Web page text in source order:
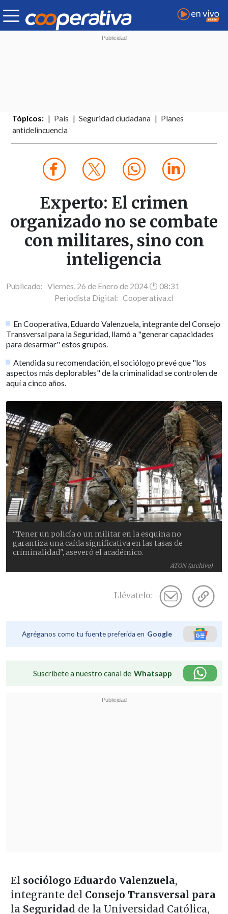
Tópicos: País Seguridad ciudadana
Planes
antidelincuencia
Experto: El crimen
organizado no se combate
con militares, sino con
inteligencia
Publicado: Viernes, 26 de Enero de 2024 🕐 08:31
Periodista Digital: Cooperativa.cl
En Cooperativa, Eduardo Valenzuela, integrante del Consejo
Transversal para la Seguridad, llamó a "generar capacidades
para desarmar" estos grupos.
Atendida su recomendación, el sociólogo prevé que "los
aspectos más deplorables" de la criminalidad se controlen de
aquí a cinco años.
ATON (archivo)
"Tener un policía o un militar en la esquina no
garantiza una caída significativa en las tasas de
criminalidad", aseveró el académico.
Llévatelo:
Agréganos como tu fuente preferida en Google
Suscríbete a nuestro canal de Whatsapp
El sociólogo Eduardo Valenzuela,
integrante del Consejo Transversal para
la Seguridad de la Universidad Católica,